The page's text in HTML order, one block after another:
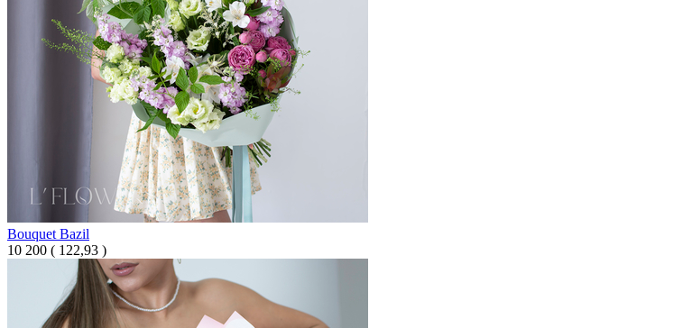
Bouquet Bazil
10 200 ( 122,93 )